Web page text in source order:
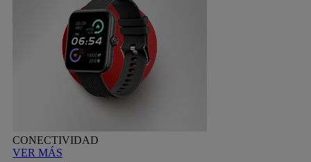
CONECTIVIDAD
VER MÁS